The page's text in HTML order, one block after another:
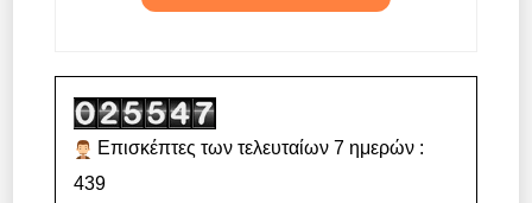
Επισκέπτες των τελευταίων 7 ημερών :
439